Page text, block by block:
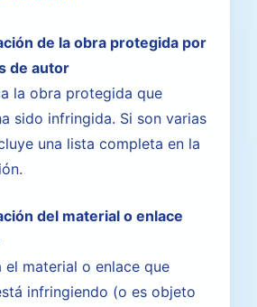
de la obra protegida por
de autor
la obra protegida que
sido infringida. Si son varias
una lista completa en la
del material o enlace
el material o enlace que
infringiendo (o es objeto